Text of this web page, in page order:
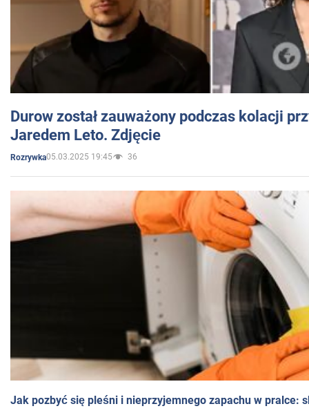
Durow został zauważony podczas kolacji
Jaredem Leto. Zdjęcie
Rozrywka05.03.2025 19:45 36
Jak pozbyć się pleśni i nieprzyjemnego zapachu w pralce: